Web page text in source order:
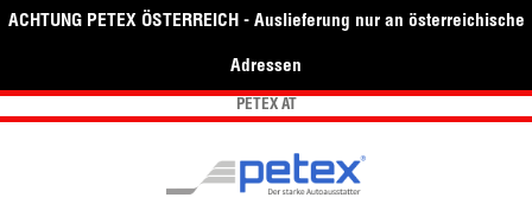
ACHTUNG PETEX ÖSTERREICH - Auslieferung nur an österreichische
Adressen
PETEX AT